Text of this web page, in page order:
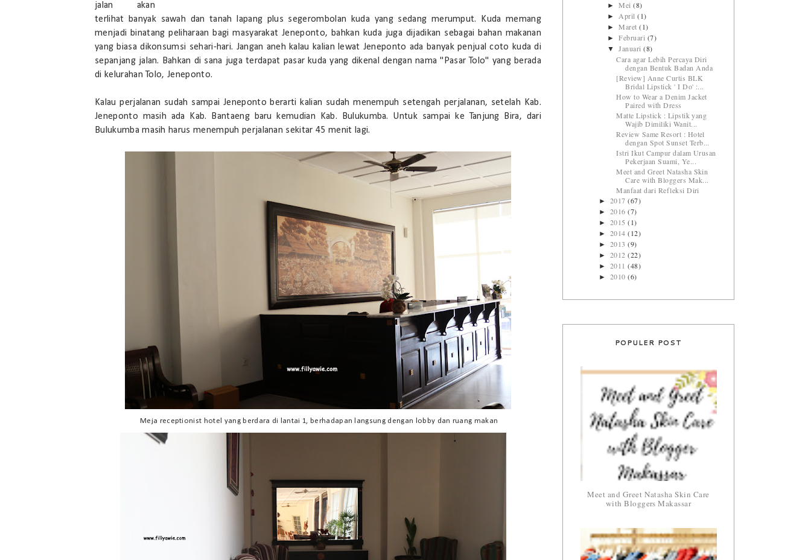
jalan akan
terlihat banyak sawah dan tanah lapang plus segerombolan kuda yang sedang merumput. Kuda memang
menjadi binatang peliharaan bagi masyarakat Jeneponto, bahkan kuda juga dijadikan sebagai bahan makanan
yang biasa dikonsumsi sehari-hari. Jangan aneh kalau kalian lewat Jeneponto ada banyak penjual coto kuda di
sepanjang jalan. Bahkan di sana juga terdapat pasar kuda yang dikenal dengan nama "Pasar Tolo" yang berada
di kelurahan Tolo, Jeneponto.
Kalau perjalanan sudah sampai Jeneponto berarti kalian sudah menempuh setengah perjalanan, setelah Kab.
Jeneponto masih ada Kab. Bantaeng baru kemudian Kab. Bulukumba. Untuk sampai ke Tanjung Bira, dari
Bulukumba masih harus menempuh perjalanan sekitar 45 menit lagi.
Meja receptionist hotel yang berdara di lantai 1, berhadapan langsung dengan lobby dan ruang makan
►Mei(8)
►April(1)
►Maret(1)
►Februari (7)
▼Januari(8)
Cara agar Lebih Percaya Diri
dengan Bentuk Badan Anda
[Review] Anne Curtis BLK
Bridal Lipstick ' I Do' :...
How to Wear a Denim Jacket
Paired with Dress
Matte Lipstick : Lipstik yang
Wajib Dimiliki Wanit...
Review Same Resort : Hotel
dengan Spot Sunset Terb...
Istri Ikut Campur dalam Urusan
Pekerjaan Suami, Ye...
Meet and Greet Natasha Skin
Care with Bloggers Mak...
Manfaat dari Refleksi Diri
► 2017(67)
► 2016(7)
► 2015(1)
► 2014(12)
► 2013(9)
► 2012(22)
► 2011(48)
► 2010(6)
POPULER POST
Meet and Greet Natasha Skin Care
with Bloggers Makassar